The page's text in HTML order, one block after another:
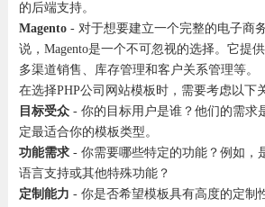
的后端支持。
Magento- 对于想要建立一个完整的电子商
说，Magento是一个不可忽视的选择。它提
多渠道销售、库存管理和客户关系管理等。
在选择PHP公司网站模板时，需要考虑以下
目标受众- 你的目标用户是谁？他们的需求
定最适合你的模板类型。
功能需求- 你需要哪些特定的功能？例如，
语言支持或其他特殊功能？
定制能力 - 你是否希望模板具有高度的定制